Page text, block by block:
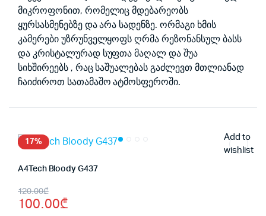
მიკროფონით, რომელიც მდებარეობს
ყურსასმენებზე და არა სადენზე. ორმაგი ხმის
კამერები უზრუნველყოფს ღრმა რეზონანსულ ბასს
და კრისტალურად სუფთა მაღალ და შუა
სიხშირეებს , რაც საშუალებას გაძლევთ მთლიანად
ჩაიძიროთ სათამაშო ატმოსფეროში.
17%
Add to
wishlist
A4Tech Bloody G437
120.00₾
Original
price
100.00₾
Current
price